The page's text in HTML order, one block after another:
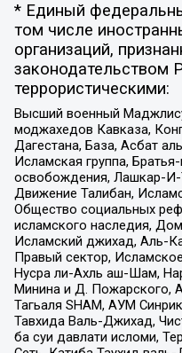
* Единый
том числе
организаций,
законодательством
террористическими:
Высший военный
моджахедов Кавказа,
Дагестана, База, Асбат
Исламская группа,
освобождения, Лашкар-И-
Движение Талибан,
Общество социальных
исламского наследия,
Исламский джихад, Аль-
Правый сектор,
Нусра ли-Ахль аш-Шам,
Минина и Д. Пожарского,
Тагьаля SHAM, АУМ
Тавхида Валь-Джихад,
ба суи давлати исломи,